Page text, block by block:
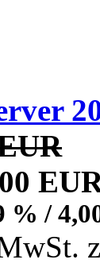
% /